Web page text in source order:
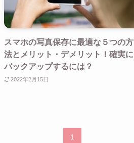
スマホの写真保存に最適な５つの方
法とメリット・デメリット！確実に
バックアップするには？
2022年2月15日
1